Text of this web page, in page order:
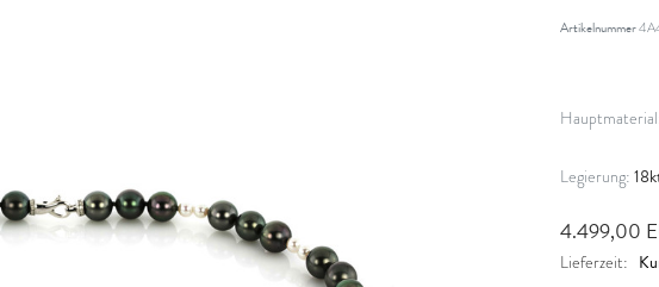
Artikelnummer
Legierung:
4.499,00
Lieferzeit: